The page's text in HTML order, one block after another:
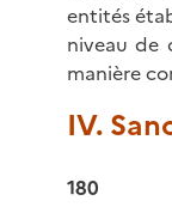
entités
niveau de
manière
IV.
180